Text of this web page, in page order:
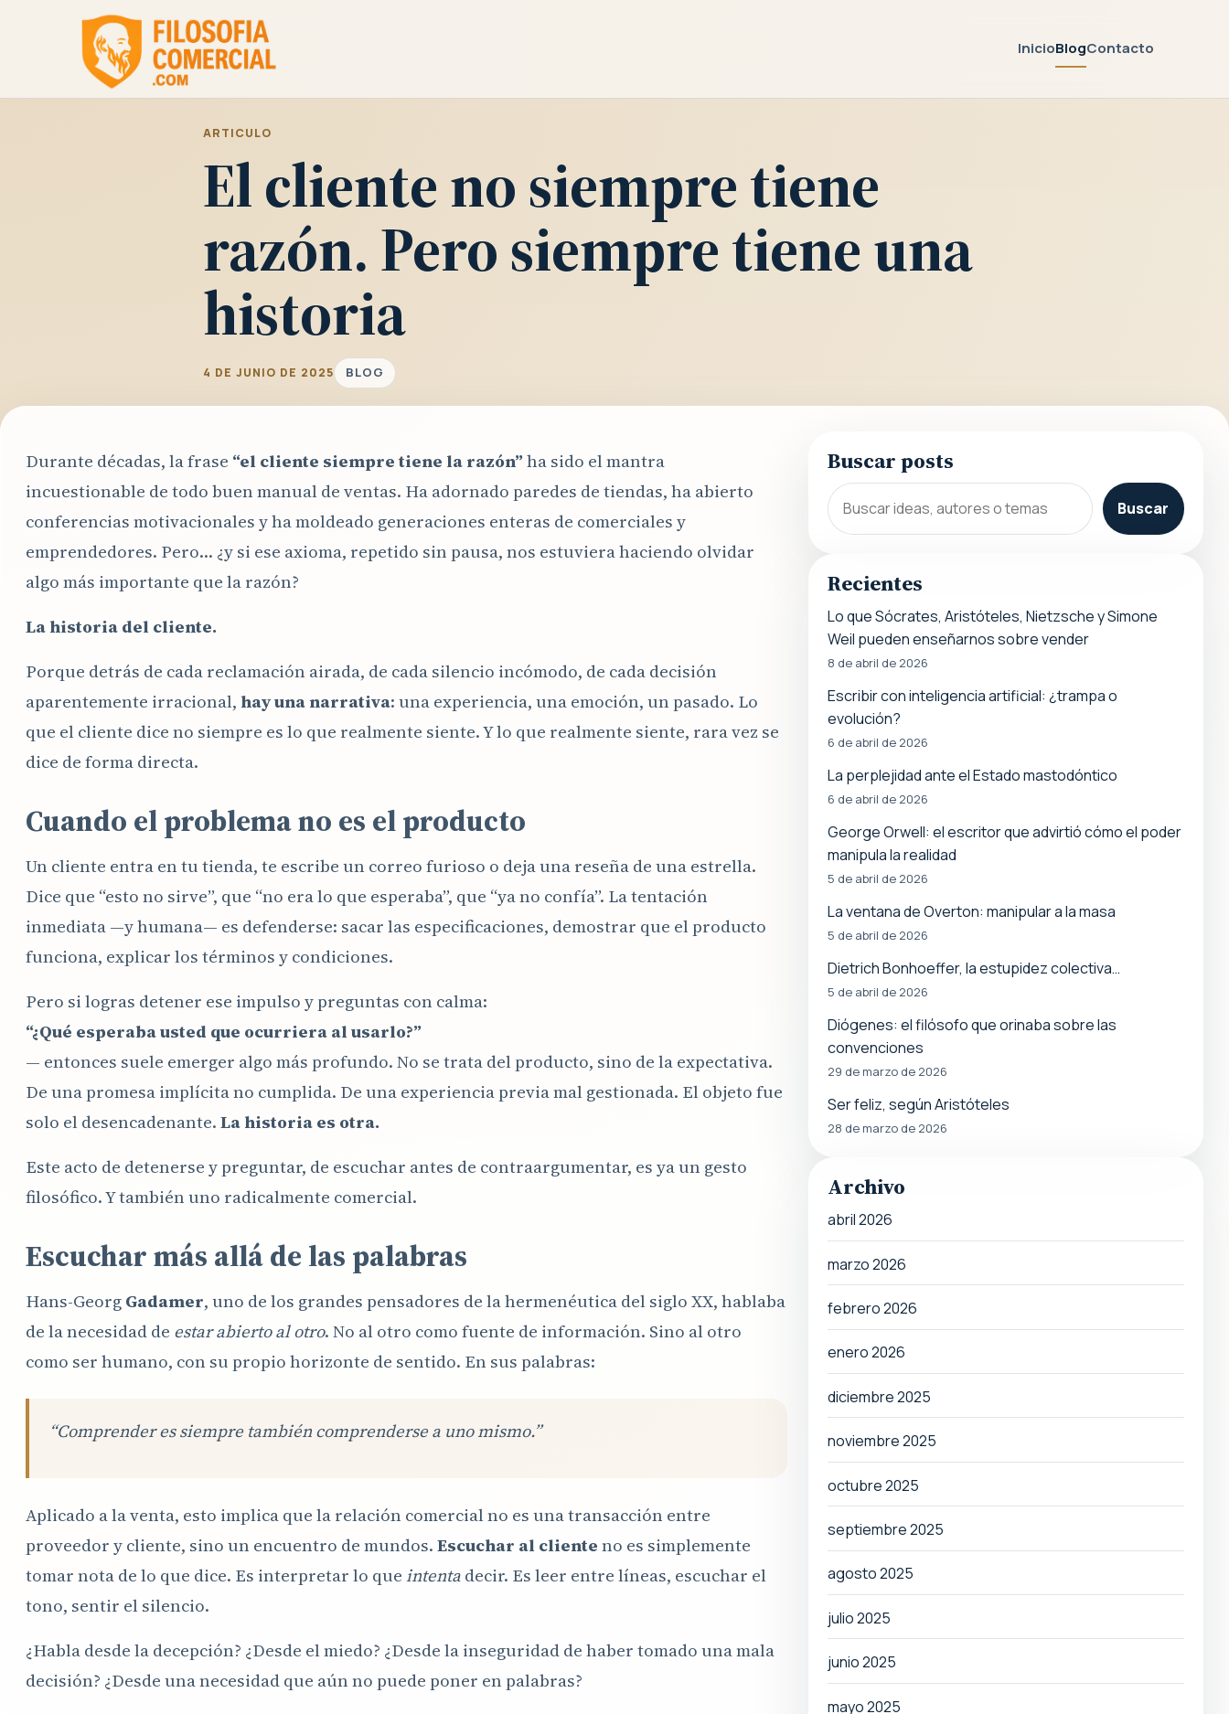
InicioBlogContacto
ARTICULO
El cliente no siempre tiene
razón. Pero siempre tiene una
historia
4 DE JUNIO DE 2025 BLOG
Durante décadas, la frase “el cliente siempre tiene la razón” ha sido el mantra
incuestionable de todo buen manual de ventas. Ha adornado paredes de tiendas, ha abierto
conferencias motivacionales y ha moldeado generaciones enteras de comerciales y
emprendedores. Pero… ¿y si ese axioma, repetido sin pausa, nos estuviera haciendo olvidar
algo más importante que la razón?
La historia del cliente.
Porque detrás de cada reclamación airada, de cada silencio incómodo, de cada decisión
aparentemente irracional, hay una narrativa: una experiencia, una emoción, un pasado. Lo
que el cliente dice no siempre es lo que realmente siente. Y lo que realmente siente, rara vez se
dice de forma directa.
Cuando el problema no es el producto
Un cliente entra en tu tienda, te escribe un correo furioso o deja una reseña de una estrella.
Dice que “esto no sirve”, que “no era lo que esperaba”, que “ya no confía”. La tentación
inmediata —y humana— es defenderse: sacar las especificaciones, demostrar que el producto
funciona, explicar los términos y condiciones.
Pero si logras detener ese impulso y preguntas con calma:
“¿Qué esperaba usted que ocurriera al usarlo?”
— entonces suele emerger algo más profundo. No se trata del producto, sino de la expectativa.
De una promesa implícita no cumplida. De una experiencia previa mal gestionada. El objeto fue
solo el desencadenante. La historia es otra.
Este acto de detenerse y preguntar, de escuchar antes de contraargumentar, es ya un gesto
filosófico. Y también uno radicalmente comercial.
Escuchar más allá de las palabras
Hans-Georg Gadamer, uno de los grandes pensadores de la hermenéutica del siglo XX, hablaba
de la necesidad de estar abierto al otro. No al otro como fuente de información. Sino al otro
como ser humano, con su propio horizonte de sentido. En sus palabras:
“Comprender es siempre también comprenderse a uno mismo.”
Aplicado a la venta, esto implica que la relación comercial no es una transacción entre
proveedor y cliente, sino un encuentro de mundos. Escuchar al cliente no es simplemente
tomar nota de lo que dice. Es interpretar lo que intentadecir. Es leer entre líneas, escuchar el
tono, sentir el silencio.
¿Habla desde la decepción? ¿Desde el miedo? ¿Desde la inseguridad de haber tomado una mala
decisión? ¿Desde una necesidad que aún no puede poner en palabras?
Buscar posts
Buscar
Recientes
Lo que Sócrates, Aristóteles, Nietzsche y Simone
Weil pueden enseñarnos sobre vender
8 de abril de 2026
Escribir con inteligencia artificial: ¿trampa o
evolución?
6 de abril de 2026
La perplejidad ante el Estado mastodóntico
6 de abril de 2026
George Orwell: el escritor que advirtió cómo el poder
manipula la realidad
5 de abril de 2026
La ventana de Overton: manipular a la masa
5 de abril de 2026
Dietrich Bonhoeffer, la estupidez colectiva…
5 de abril de 2026
Diógenes: el filósofo que orinaba sobre las
convenciones
29 de marzo de 2026
Ser feliz, según Aristóteles
28 de marzo de 2026
Archivo
abril 2026
marzo 2026
febrero 2026
enero 2026
diciembre 2025
noviembre 2025
octubre 2025
septiembre 2025
agosto 2025
julio 2025
junio 2025
mayo 2025